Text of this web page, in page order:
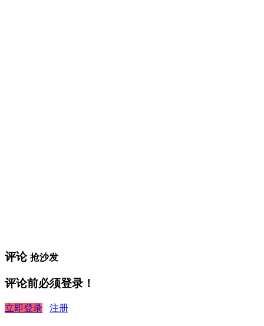
评论 抢沙发
评论前必须登录！
立即登录 注册